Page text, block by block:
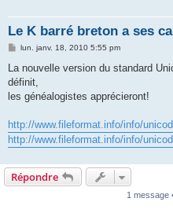
Le K barré breton a ses
M
s
a
g
lun. janv. 18, 2010 5:55 pm
La nouvelle version du standard
définit,
les généalogistes apprécieront!
http://www.fileformat.info/info/
http://www.fileformat.info/info/
Répondre
1 message